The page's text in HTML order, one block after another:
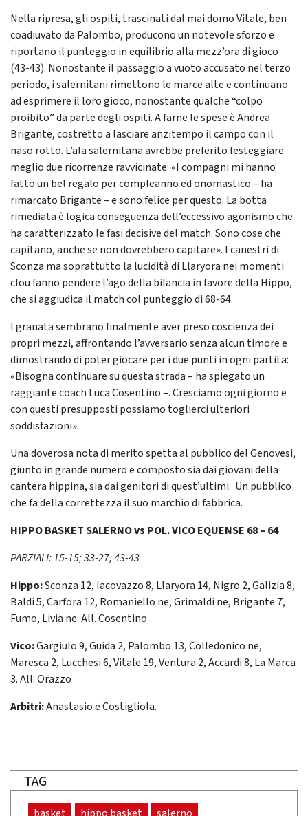
Nella ripresa, gli ospiti, trascinati dal mai domo Vitale, ben
coadiuvato da Palombo, producono un notevole sforzo e
riportano il punteggio in equilibrio alla mezz’ora di gioco
(43-43). Nonostante il passaggio a vuoto accusato nel terzo
periodo, i salernitani rimettono le marce alte e continuano
ad esprimere il loro gioco, nonostante qualche “colpo
proibito” da parte degli ospiti. A farne le spese è Andrea
Brigante, costretto a lasciare anzitempo il campo con il
naso rotto. L’ala salernitana avrebbe preferito festeggiare
meglio due ricorrenze ravvicinate: «I compagni mi hanno
fatto un bel regalo per compleanno ed onomastico – ha
rimarcato Brigante – e sono felice per questo. La botta
rimediata è logica conseguenza dell’eccessivo agonismo che
ha caratterizzato le fasi decisive del match. Sono cose che
capitano, anche se non dovrebbero capitare». I canestri di
Sconza ma soprattutto la lucidità di Llaryora nei momenti
clou fanno pendere l’ago della bilancia in favore della Hippo,
che si aggiudica il match col punteggio di 68-64.
I granata sembrano finalmente aver preso coscienza dei
propri mezzi, affrontando l’avversario senza alcun timore e
dimostrando di poter giocare per i due punti in ogni partita:
«Bisogna continuare su questa strada – ha spiegato un
raggiante coach Luca Cosentino –. Cresciamo ogni giorno e
con questi presupposti possiamo toglierci ulteriori
soddisfazioni».
Una doverosa nota di merito spetta al pubblico del Genovesi,
giunto in grande numero e composto sia dai giovani della
cantera hippina, sia dai genitori di quest’ultimi. Un pubblico
che fa della correttezza il suo marchio di fabbrica.
HIPPO BASKET SALERNO vs POL. VICO EQUENSE 68 – 64
PARZIALI: 15-15; 33-27; 43-43
Hippo:Sconza 12, Iacovazzo 8, Llaryora 14, Nigro 2, Galizia 8,
Baldi 5, Carfora 12, Romaniello ne, Grimaldi ne, Brigante 7,
Fumo, Livia ne. All. Cosentino
Vico:Gargiulo 9, Guida 2, Palombo 13, Colledonico ne,
Maresca 2, Lucchesi 6, Vitale 19, Ventura 2, Accardi 8, La Marca
3. All. Orazzo
Arbitri:Anastasio e Costigliola.
TAG